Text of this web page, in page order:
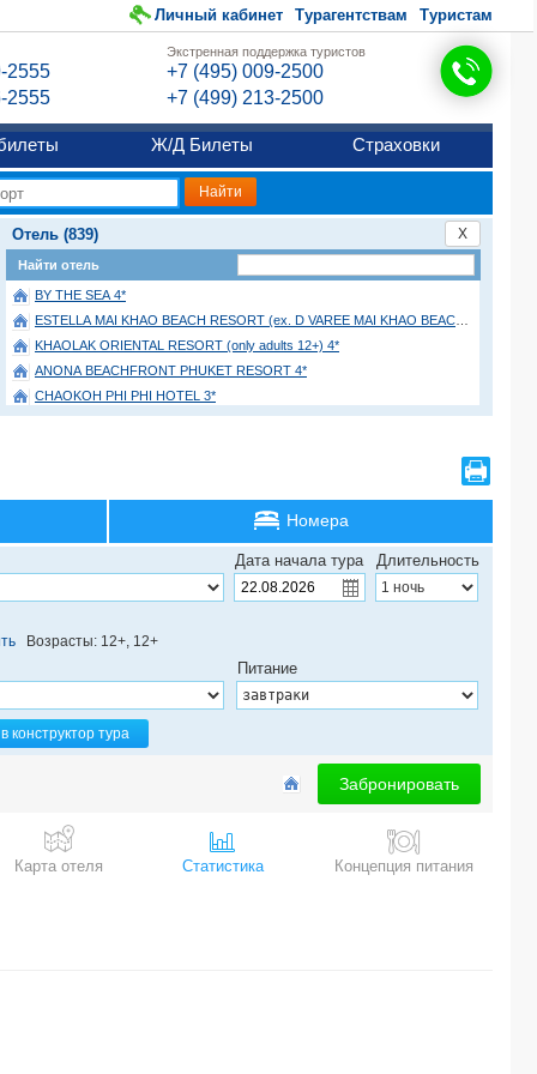
Личный кабинет Турагентствам Туристам
2555
2555
Экстренная поддержка туристов
+7 (495) 009-2500
+7 (499) 213-2500
Ж/Д Билеты Страховки
X
Отель (839)
Найти отель
BY THE SEA 4*
ESTELLA MAI KHAO BEACH RESORT (ex. D VAREE MAI KHAO BEACH) 4*
KHAOLAK ORIENTAL RESORT (only adults 12+) 4*
ANONA BEACHFRONT PHUKET RESORT 4*
CHAOKOH PHI PHI HOTEL 3*
THE LANTERN RESORT PATONG 4*
SAMUI RESOTEL BEACH RESORT 4*
KOKOTEL KHAO LAK SEASCAPE (ex. KHAOLAK GOLDEN PLACE) 3*
SYAMA MANSION PATONG, AN ASPIRA COLLECTION 4*
MELATI BEACH RESORT & SPA 5*
BARCELO COCONUT ISLAND 5*
KIMPTON MAA-LAI BANGKOK 5*
BELLA VILLA PRIMA 3*
WATERFRONT SUITES PHUKET BY CENTARA 4*
VAYNA BOUTIQUE KOH CHANG 3*
AIYAPURA RESORT & SPA 4*
Номера
Дата начала тура Длительность
Возрасты: 12+, 12+
Питание
конструктор тура
Забронировать
Карта отеля Статистика Концепция питания